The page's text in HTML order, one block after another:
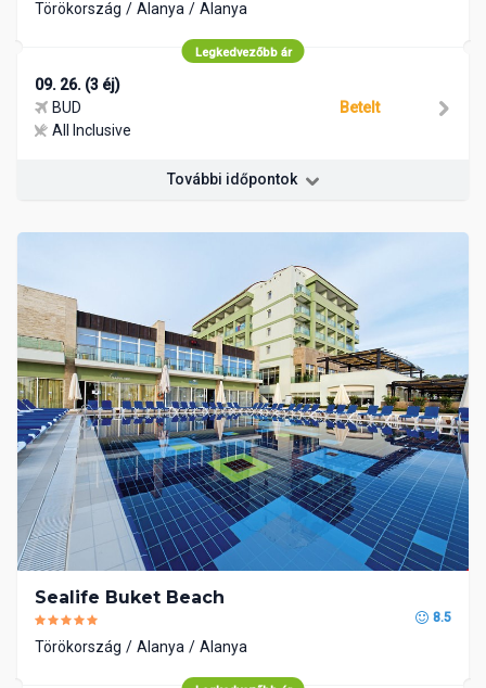
Törökország Alanya Alanya
Legkedvezőbb ár
09. 26. (3 éj)
BUD
All Inclusive
Betelt
További időpontok
Sealife Buket Beach
8.5
Törökország Alanya Alanya